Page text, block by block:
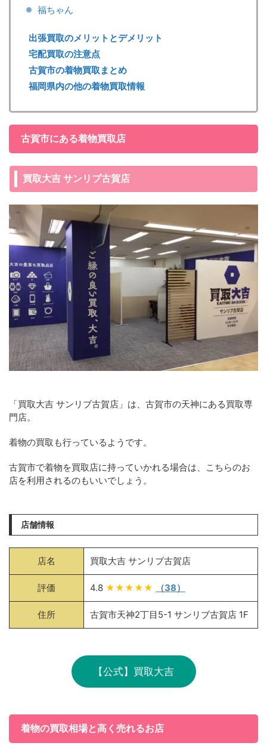
福ちゃん
出張買取のメリットとデメリット
宅配買取の注意点
古賀市の着物買取まとめ
福岡県内の他の着物買取情報
古賀市にある着物買取店
買取大吉 サンリブ古賀店
「買取大吉 サンリブ古賀店」は、古賀市の天神にある買取専
門店。
着物の買取も行っているようです。
古賀市で着物を買取店に持っていかれる場合は、こちらのお
店を利用されるのもいいでしょう。
店舗情報
店名 買取大吉 サンリブ古賀店
評価 4.8 ★★★★★ （38）
住所 古賀市天神2丁目5-1 サンリブ古賀店 1F
【公式】買取大吉
着物の買取相場と高く売れるお店